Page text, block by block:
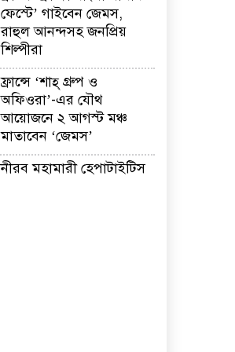
ফেস্টে’ গাইবেন জেমস,
রাহুল আনন্দসহ জনপ্রিয়
শিল্পীরা
ফ্রান্সে ‘শাহ্ গ্রুপ ও
অফিওরা’-এর যৌথ
আয়োজনে ২ আগস্ট মঞ্চ
মাতাবেন ‘জেমস’
নীরব মহামারী হেপাটাইটিস